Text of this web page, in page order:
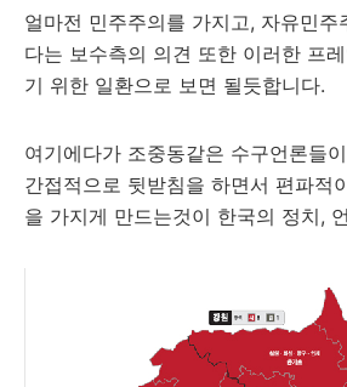
얼마전 민주주의를 가지고, 자유민
다는 보수측의 의견 또한 이러한 프
기 위한 일환으로 보면 될듯합니다.
여기에다가 조중동같은 수구언론들
간접적으로 뒷받침을 하면서 편파적
을 가지게 만드는것이 한국의 정치,